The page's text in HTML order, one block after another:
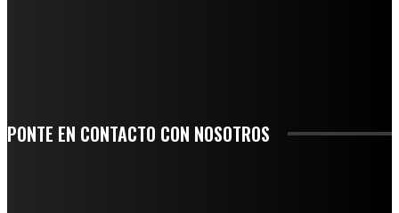
PONTE EN CONTACTO CON NOSOTROS